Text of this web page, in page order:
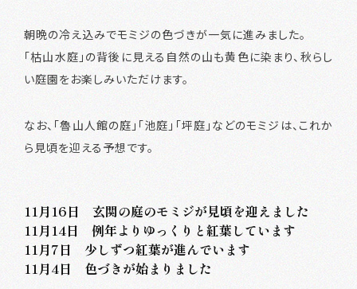
朝晩の冷え込みでモミジの色づきが一気に進みました。
「枯山水庭」の背後に見える自然の山も黄色に染まり、秋らし
い庭園をお楽しみいただけます。
なお、「魯山人館の庭」「池庭」「坪庭」などのモミジは、これか
ら見頃を迎える予想です。
11月16日 玄関の庭のモミジが見頃を迎えました
11月14日 例年よりゆっくりと紅葉しています
11月7日 少しずつ紅葉が進んでいます
11月4日 色づきが始まりました